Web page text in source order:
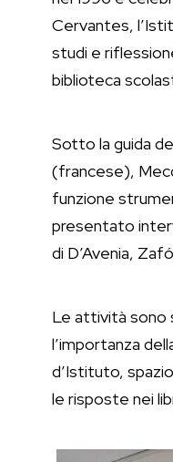
Cervantes,
studi e
biblioteca
Sotto la guida
(francese),
funzione
presentato
di D’Avenia,
Le attività sono
l’importanza
d’Istituto,
le risposte nei